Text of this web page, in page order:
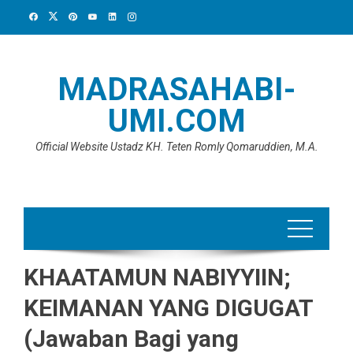
MADRASAHABI-
UMI.COM
Official Website Ustadz KH. Teten Romly Qomaruddien, M.A.
KHAATAMUN NABIYYIIN;
KEIMANAN YANG DIGUGAT
(Jawaban Bagi yang